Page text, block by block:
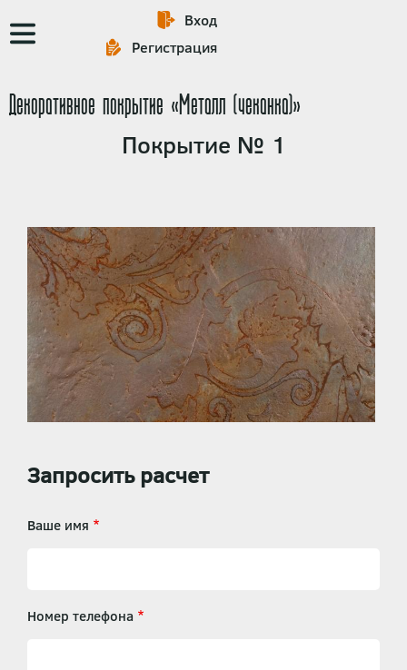
Основная
навигация
Вход
Регистрация
Декоративное покрытие «Металл (чеканка)»
Покрытие № 1
Запросить расчет
Ваше имя
Номер телефона